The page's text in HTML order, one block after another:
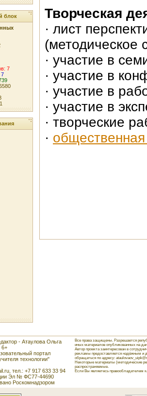
блок
7
7
Творческая
· лист
(методическое
· участие в
· участие в
· участие в
· участие в
· творческие
·
- Атаулова Ольга
6+
портал
технологии"
тел.: +7 917 633 33 94
Эл № ФС77-44690
Роскомнадзором
Все права защищены. Разрешается
иных материалов опубликованных на
Автор проекта заинтересован в
рекламы предоставляется надёжным и
обращаться по адресу:
Некоторые материалы (методические
распространяемые.
Если Вы являетесь правообладателем